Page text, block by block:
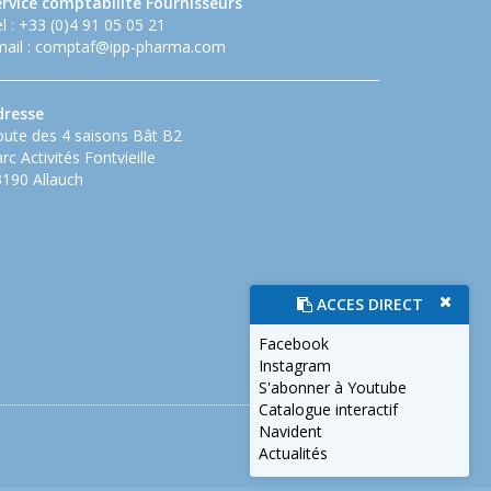
: +33 (0)4 91 05 05 21
: comptaf@ipp-pharma.com
des 4 saisons Bât B2
Activités Fontvieille
Allauch
ACCES DIRECT
Facebook
Instagram
S'abonner à Youtube
Catalogue interactif
Navident
Actualités